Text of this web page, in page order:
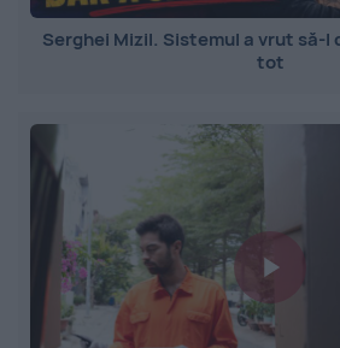
Serghei Mizil. Sistemul a vrut să-l
tot